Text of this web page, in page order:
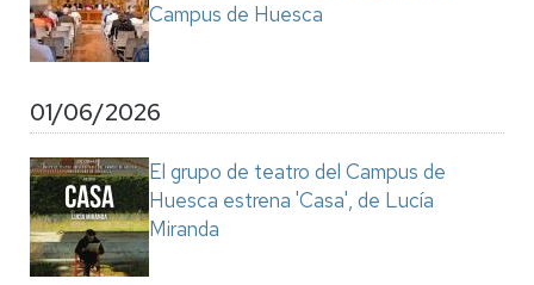
Campus de Huesca
01/06/2026
El grupo de teatro del Campus de
Huesca estrena 'Casa', de Lucía
Miranda